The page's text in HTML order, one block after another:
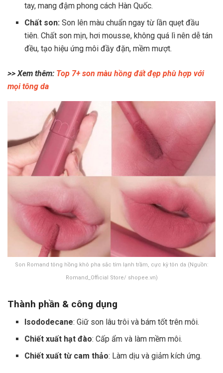
tay, mang đậm phong cách Hàn Quốc.
Chất son: Son lên màu chuẩn ngay từ lần quẹt đầu
tiên. Chất son mịn, hơi mousse, không quá lì nên dễ tán
đều, tạo hiệu ứng môi đầy đặn, mềm mượt.
>> Xem thêm: Top 7+ son màu hồng đất đẹp phù hợp với
mọi tông da
Son Romand tông hồng khô pha sắc tím lạnh trầm, cực kỳ tôn da (Nguồn:
Romand_Official Store/ shopee.vn)
Thành phần & công dụng
Isododecane: Giữ son lâu trôi và bám tốt trên môi.
Chiết xuất hạt đào: Cấp ẩm và làm mềm môi.
Chiết xuất từ cam thảo: Làm dịu và giảm kích ứng.